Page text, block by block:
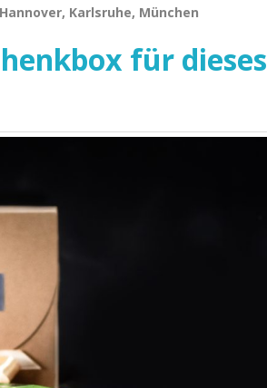
Karlsruhe, München
für dieses